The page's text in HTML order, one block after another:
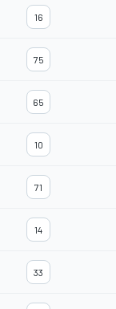
16
75
65
10
71
14
33